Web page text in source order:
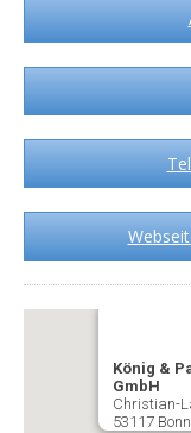
König &
GmbH
Christian-
53117